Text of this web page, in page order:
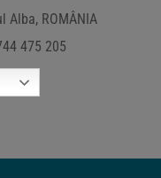
Alba, ROMÂNIA
475 205